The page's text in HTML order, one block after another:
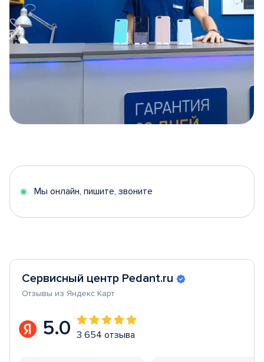
5
Мы онлайн, пишите, звоните
Сервисный центр Pedant.ru
Отзывы из Яндекс Карт
5.0 3 654 отзыва